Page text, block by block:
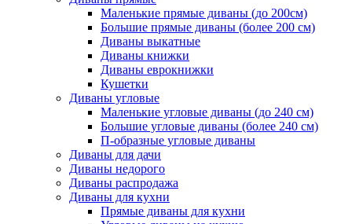
Маленькие прямые диваны (до 200см)
Большие прямые диваны (более 200 см)
Диваны выкатные
Диваны книжки
Диваны еврокнижки
Кушетки
Диваны угловые
Маленькие угловые диваны (до 240 см)
Большие угловые диваны (более 240 см)
П-образные угловые диваны
Диваны для дачи
Диваны недорого
Диваны распродажа
Диваны для кухни
Прямые диваны для кухни